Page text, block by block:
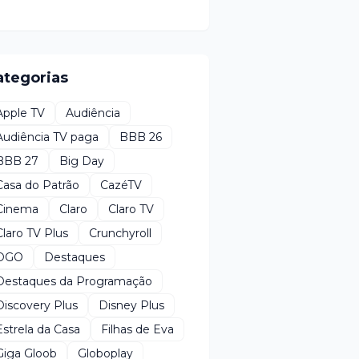
TV
Audiência
TV paga
BBB 26
27
Big Day
do Patrão
CazéTV
Claro
Claro TV
TV Plus
Crunchyroll
Destaques
da Programação
Plus
Disney Plus
da Casa
Filhas de Eva
Gloob
Globoplay